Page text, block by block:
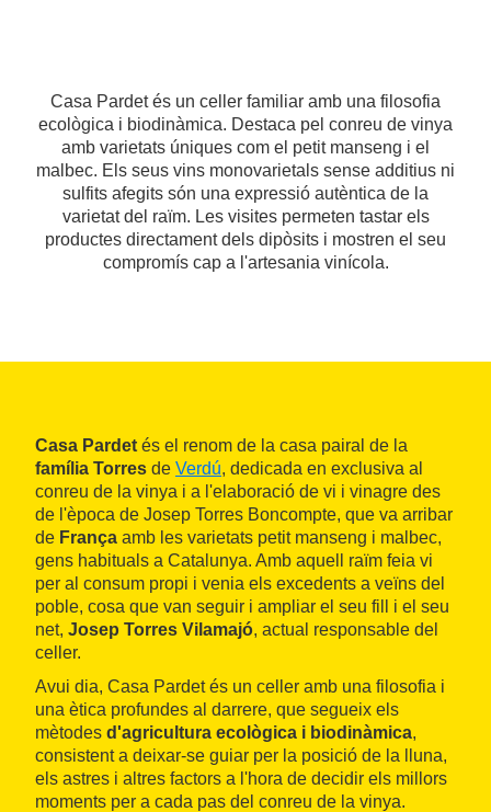
Casa Pardet és un celler familiar amb una filosofia
ecològica i biodinàmica. Destaca pel conreu de vinya
amb varietats úniques com el petit manseng i el
malbec. Els seus vins monovarietals sense additius ni
sulfits afegits són una expressió autèntica de la
varietat del raïm. Les visites permeten tastar els
productes directament dels dipòsits i mostren el seu
compromís cap a l'artesania vinícola.
Casa Pardet és el renom de la casa pairal de la
família Torres de Verdú, dedicada en exclusiva al
conreu de la vinya i a l'elaboració de vi i vinagre des
de l'època de Josep Torres Boncompte, que va arribar
de França amb les varietats petit manseng i malbec,
gens habituals a Catalunya. Amb aquell raïm feia vi
per al consum propi i venia els excedents a veïns del
poble, cosa que van seguir i ampliar el seu fill i el seu
net, Josep Torres Vilamajó, actual responsable del
celler.
Avui dia, Casa Pardet és un celler amb una filosofia i
una ètica profundes al darrere, que segueix els
mètodes d'agricultura ecològica i biodinàmica,
consistent a deixar-se guiar per la posició de la lluna,
els astres i altres factors a l'hora de decidir els millors
moments per a cada pas del conreu de la vinya.